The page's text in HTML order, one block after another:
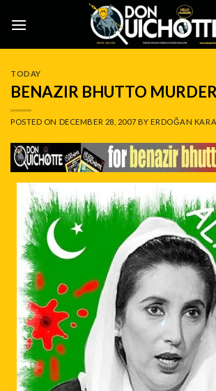
TODAY
BENAZIR BHUTTO
POSTED ON DECEMBER 28, 2007 BYERDOĞAN